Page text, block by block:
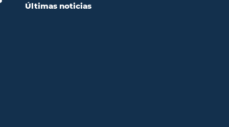
Últimas noticias